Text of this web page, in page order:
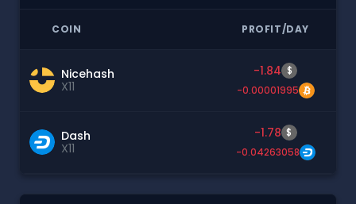
COIN PROFIT/DAY
Nicehash
X11
-1.84 $
-0.00001995
Dash
X11
-1.78 $
-0.04263058